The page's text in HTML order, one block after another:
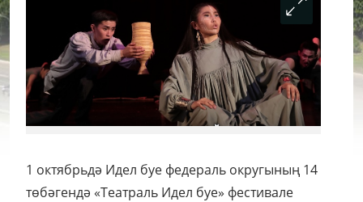
1 октябрьдә Идел буе федераль округының 14
төбәгендә «Театраль Идел буе» фестивале